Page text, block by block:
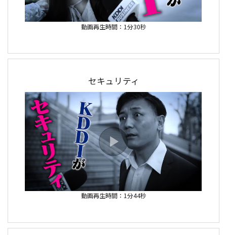
動画再生時間：1分30秒
セキュリティ
動画再生時間：1分44秒